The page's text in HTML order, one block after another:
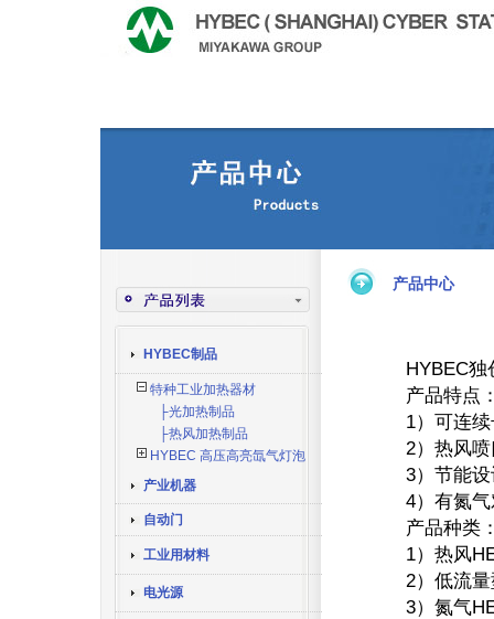
HYBEC制品
特种工业加热器材
├光加热制品
├热风加热制品
HYBEC 高压高亮氙气灯泡
产业机器
自动门
工业用材料
电光源
产品中心
HYBEC独
产品特点
1）可连
2）热风
3）节能
4）有氮
产品种类
1）热风
2）低流
3）氮气